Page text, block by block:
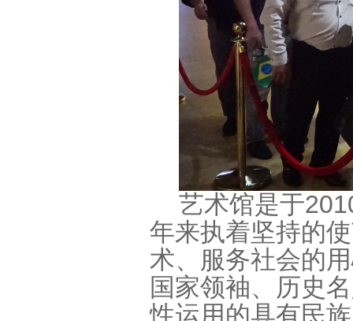
艺术馆是于
年来执着坚持的
术、服务社会的
国家领袖、历史
性运用的具有民